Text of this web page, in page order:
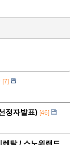
[7]
정자발표) [46]
탈 / 스노위랜드